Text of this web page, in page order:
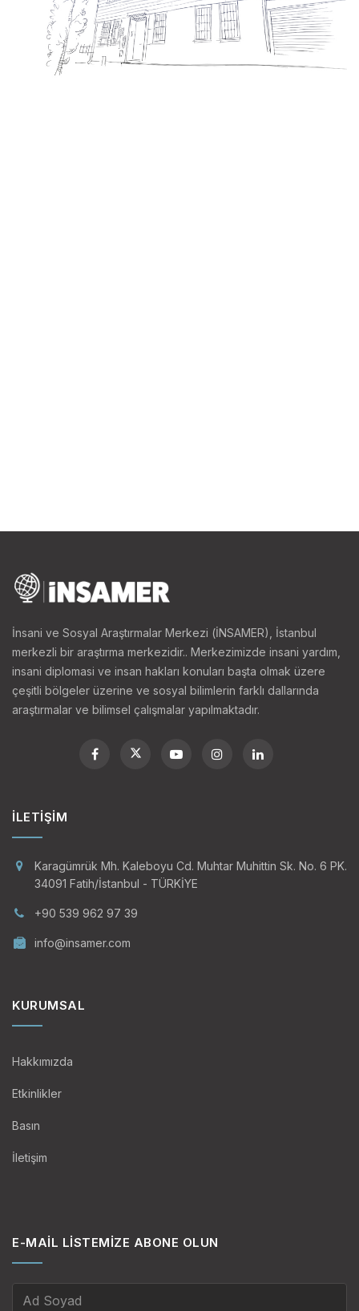
İnsani ve Sosyal Araştırmalar Merkezi (İNSAMER), İstanbul
merkezli bir araştırma merkezidir.. Merkezimizde insani yardım,
insani diplomasi ve insan hakları konuları başta olmak üzere
çeşitli bölgeler üzerine ve sosyal bilimlerin farklı dallarında
araştırmalar ve bilimsel çalışmalar yapılmaktadır.
İLETIŞIM
Karagümrük Mh. Kaleboyu Cd. Muhtar Muhittin Sk. No. 6 PK.
34091 Fatih/İstanbul - TÜRKİYE
+90 539 962 97 39
info@insamer.com
KURUMSAL
Hakkımızda
Etkinlikler
Basın
İletişim
E-MAIL LISTEMIZE ABONE OLUN